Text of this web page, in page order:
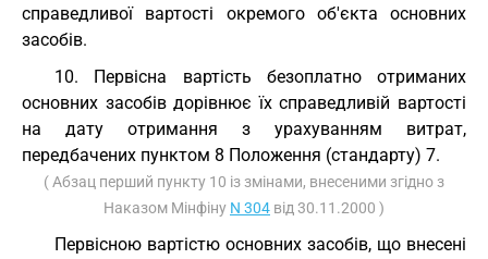
справедливої вартості окремого об'єкта основних
засобів.
10. Первісна вартість безоплатно отриманих
основних засобів дорівнює їх справедливій вартості
на дату отримання з урахуванням витрат,
передбачених пунктом 8 Положення (стандарту) 7.
( Абзац перший пункту 10 із змінами, внесеними згідно з
Наказом Мінфіну N 304 від 30.11.2000 )
Первісною вартістю основних засобів, що внесені